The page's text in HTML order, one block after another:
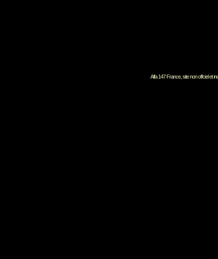
Alfa 147 France, site non offciel et